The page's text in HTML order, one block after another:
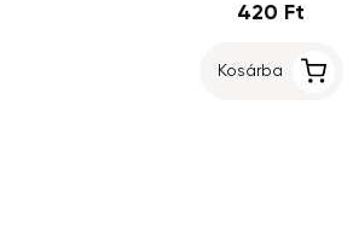
420 Ft
Kosárba